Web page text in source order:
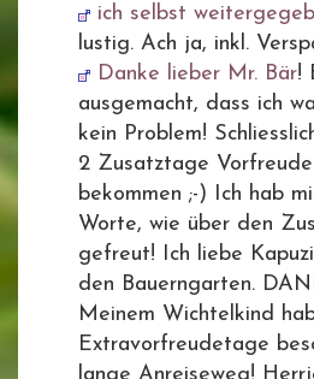
ich selbst
lustig. Ach ja, inkl.
Danke lieber Mr. Bär!
ausgemacht, dass ich
kein Problem!
2 Zusatztage
bekommen ;-) Ich hab
Worte, wie über den
gefreut! Ich liebe
den Bauerngarten.
Meinem Wichtelkind
Extravorfreudetage